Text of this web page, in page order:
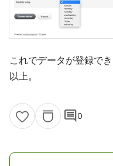
これでデータが登録で
以上。
comment0